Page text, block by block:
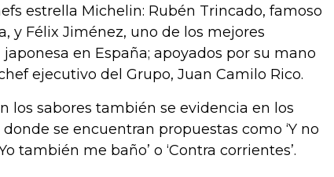
estrella Michelin: Rubén Trincado, famoso
y Félix Jiménez, uno de los mejores
en España; apoyados por su mano
ejecutivo del Grupo, Juan Camilo Rico.
los sabores también se evidencia en los
se encuentran propuestas como ‘Y no
también me baño’ o ‘Contra corrientes’.